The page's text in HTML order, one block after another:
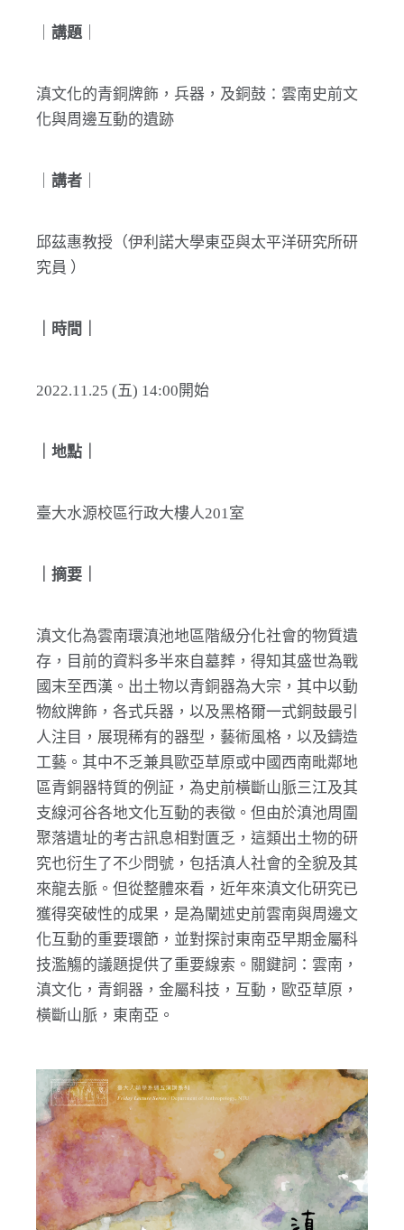
講題
滇文化的青銅牌飾，兵器，及銅鼓：雲南史前文
化與周邊互動的遺跡
講者
邱茲惠教授（伊利諾大學東亞與太平洋研究所研
究員 ）
｜時間｜
2022.11.25 (五) 14:00開始
｜地點｜
臺大水源校區行政大樓人201室
｜摘要｜
滇文化為雲南環滇池地區階級分化社會的物質遺
存，目前的資料多半來自墓葬，得知其盛世為戰
國末至西漢。出土物以青銅器為大宗，其中以動
物紋牌飾，各式兵器，以及黑格爾一式銅鼓最引
人注目，展現稀有的器型，藝術風格，以及鑄造
工藝。其中不乏兼具歐亞草原或中國西南毗鄰地
區青銅器特質的例証，為史前橫斷山脈三江及其
支線河谷各地文化互動的表徵。但由於滇池周圍
聚落遺址的考古訊息相對匱乏，這類出土物的研
究也衍生了不少問號，包括滇人社會的全貌及其
來龍去脈。但從整體來看，近年來滇文化研究已
獲得突破性的成果，是為闡述史前雲南與周邊文
化互動的重要環節，並對探討東南亞早期金屬科
技濫觴的議題提供了重要線索。關鍵詞：雲南，
滇文化，青銅器，金屬科技，互動，歐亞草原，
橫斷山脈，東南亞。